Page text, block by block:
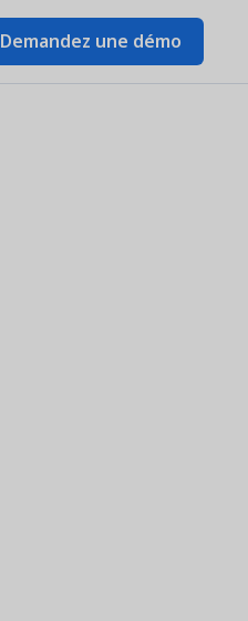
Demandez une démo